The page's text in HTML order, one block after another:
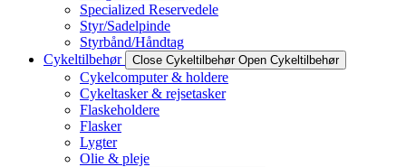
Specialized Reservedele
Styr/Sadelpinde
Styrbånd/Håndtag
Cykeltilbehør
Close Cykeltilbehør Open Cykeltilbehør
Cykelcomputer & holdere
Cykeltasker & rejsetasker
Flaskeholdere
Flasker
Lygter
Olie & pleje